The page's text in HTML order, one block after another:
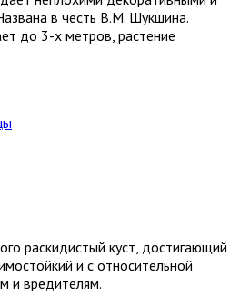
в честь В.М. Шукшина.
до 3-х метров, растение
раскидистый куст, достигающий
и с относительной
и вредителям.